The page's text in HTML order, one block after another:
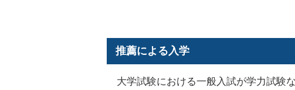
推薦による入学
大学試験における一般入試が学力試験